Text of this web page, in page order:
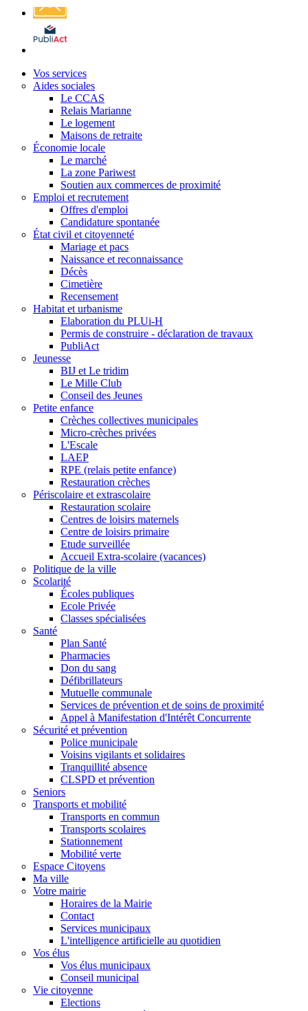
Affichage
légal
Vos services
Aides sociales
Le CCAS
Relais Marianne
Le logement
Maisons de retraite
Économie locale
Le marché
La zone Pariwest
Soutien aux commerces de proximité
Emploi et recrutement
Offres d'emploi
Candidature spontanée
État civil et citoyenneté
Mariage et pacs
Naissance et reconnaissance
Décès
Cimetière
Recensement
Habitat et urbanisme
Elaboration du PLUi-H
Permis de construire - déclaration de travaux
PubliAct
Jeunesse
BIJ et Le tridim
Le Mille Club
Conseil des Jeunes
Petite enfance
Crèches collectives municipales
Micro-crèches privées
L'Escale
LAEP
RPE (relais petite enfance)
Restauration crèches
Périscolaire et extrascolaire
Restauration scolaire
Centres de loisirs maternels
Centre de loisirs primaire
Etude surveillée
Accueil Extra-scolaire (vacances)
Politique de la ville
Scolarité
Écoles publiques
Ecole Privée
Classes spécialisées
Santé
Plan Santé
Pharmacies
Don du sang
Défibrillateurs
Mutuelle communale
Services de prévention et de soins de proximité
Appel à Manifestation d'Intérêt Concurrente
Sécurité et prévention
Police municipale
Voisins vigilants et solidaires
Tranquillité absence
CLSPD et prévention
Seniors
Transports et mobilité
Transports en commun
Transports scolaires
Stationnement
Mobilité verte
Espace Citoyens
Ma ville
Votre mairie
Horaires de la Mairie
Contact
Services municipaux
L'intelligence artificielle au quotidien
Vos élus
Vos élus municipaux
Conseil municipal
Vie citoyenne
Elections